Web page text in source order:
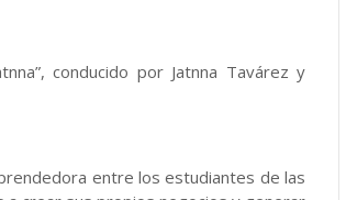
conducido por Jatnna Tavárez y
entre los estudiantes de las